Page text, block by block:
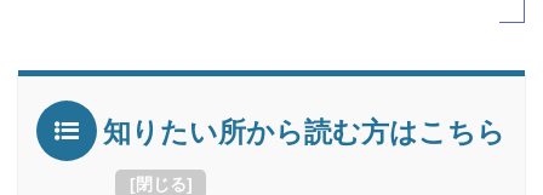
知りたい所から読む方はこちら
[閉じる]